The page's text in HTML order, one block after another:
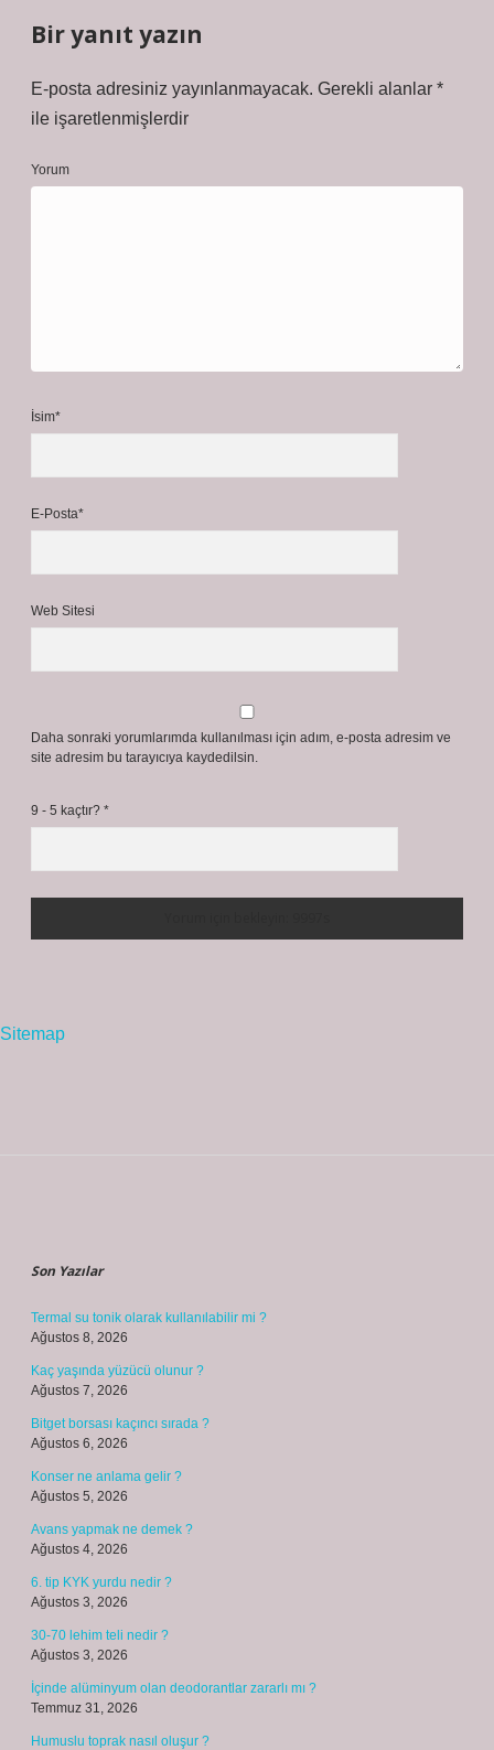
Bir yanıt yazın
E-posta adresiniz yayınlanmayacak. Gerekli alanlar *
ile işaretlenmişlerdir
Yorum
İsim*
E-Posta*
Web Sitesi
Daha sonraki yorumlarımda kullanılması için adım, e-posta adresim ve
site adresim bu tarayıcıya kaydedilsin.
9 - 5 kaçtır? *
Sitemap
Son Yazılar
Termal su tonik olarak kullanılabilir mi ?
Ağustos 8, 2026
Kaç yaşında yüzücü olunur ?
Ağustos 7, 2026
Bitget borsası kaçıncı sırada ?
Ağustos 6, 2026
Konser ne anlama gelir ?
Ağustos 5, 2026
Avans yapmak ne demek ?
Ağustos 4, 2026
6. tip KYK yurdu nedir ?
Ağustos 3, 2026
30-70 lehim teli nedir ?
Ağustos 3, 2026
İçinde alüminyum olan deodorantlar zararlı mı ?
Temmuz 31, 2026
Humuslu toprak nasıl oluşur ?